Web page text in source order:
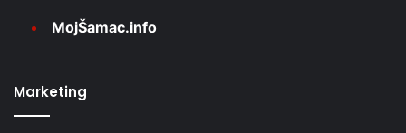
MojŠamac.info
Marketing